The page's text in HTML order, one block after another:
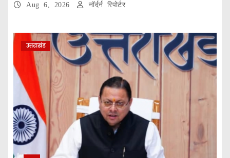
Aug 6, 2026 नॉर्दर्न रिपोर्टर
उत्तराखंड